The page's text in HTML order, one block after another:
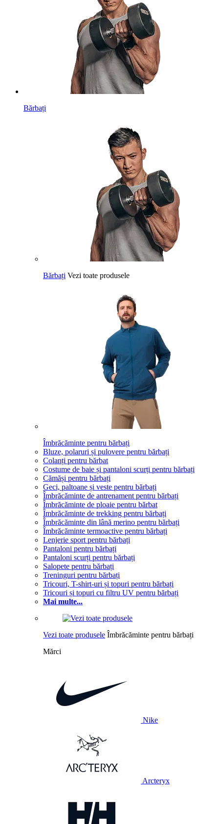
Bărbați
Bărbați Vezi toate produsele
Îmbrăcăminte pentru bărbați
Bluze, polaruri și pulovere pentru bărbați
Colanți pentru bărbat
Costume de baie și pantaloni scurți pentru bărbați
Cămăși pentru bărbați
Geci, paltoane și veste pentru bărbați
Îmbrăcăminte de antrenament pentru bărbați
Îmbrăcăminte de ploaie pentru bărbat
Îmbrăcăminte de trekking pentru bărbați
Îmbrăcăminte din lână merino pentru bărbați
Îmbrăcăminte termoactive pentru bărbați
Lenjerie sport pentru bărbați
Pantaloni pentru bărbați
Pantaloni scurți pentru bărbați
Salopete pentru bărbați
Treninguri pentru bărbați
Tricouri, T-shirt-uri și topuri pentru bărbați
Tricouri și topuri cu filtru UV pentru bărbați
Mai multe...
Vezi toate produsele Îmbrăcăminte pentru bărbați
Mărci
Nike
Arcteryx